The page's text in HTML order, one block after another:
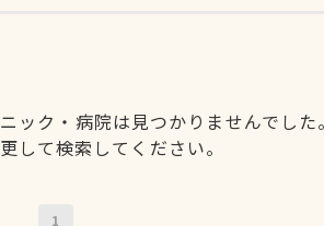
ック・病院は見つかりませんでした。
して検索してください。
1